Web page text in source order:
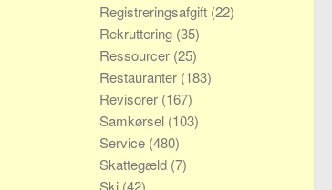
Registreringsafgift (22)
Rekruttering (35)
Ressourcer (25)
Restauranter (183)
Revisorer (167)
Samkørsel (103)
Service (480)
Skattegæld (7)
Ski (42)